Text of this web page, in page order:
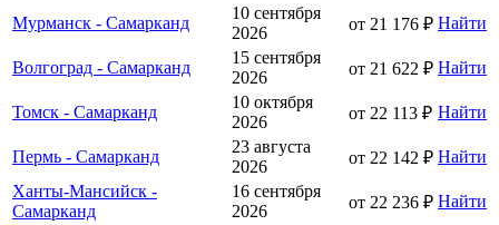
Мурманск - Самарканд
10 сентября
2026
от 21 176 ₽ Найти
Волгоград - Самарканд
15 сентября
2026
от 21 622 ₽ Найти
Томск - Самарканд
10 октября
2026
от 22 113 ₽ Найти
Пермь - Самарканд
23 августа
2026
от 22 142 ₽ Найти
Ханты-Мансийск -
Самарканд
16 сентября
2026
от 22 236 ₽ Найти